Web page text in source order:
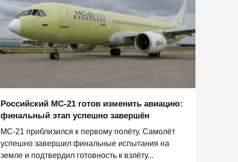
Российский МС-21 готов изменить авиацию:
финальный этап успешно завершён
МС-21 приблизился к первому полёту. Самолёт
успешно завершил финальные испытания на
земле и подтвердил готовность к взлёту...